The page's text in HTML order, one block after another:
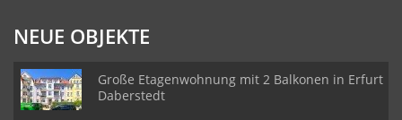
NEUE OBJEKTE
Große Etagenwohnung mit 2 Balkonen in Erfurt
Daberstedt